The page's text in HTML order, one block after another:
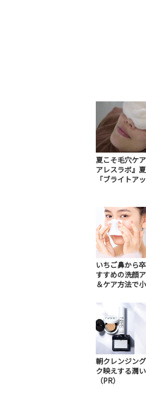
夏こそ毛穴ケ
アレスラボ』
「ブライトア
いちご鼻から
すすめの洗顔
＆ケア方法で
朝クレンジン
ク映えする潤
（PR）